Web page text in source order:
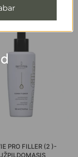
PRO FILLER (2 )-